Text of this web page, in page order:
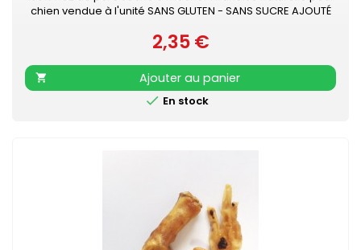
chien vendue à l'unité SANS GLUTEN - SANS SUCRE AJOUTÉ
Prix
2,35 €

Ajouter au panier
 En stock